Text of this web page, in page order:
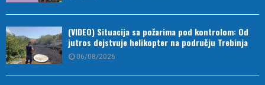
(VIDEO) Situacija sa požarima pod kontrolom: Od
jutros dejstvuje helikopter na području Trebinja
06/08/2026